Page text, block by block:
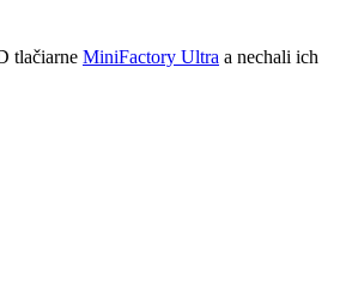
tlačiarne MiniFactory Ultra a nechali ich